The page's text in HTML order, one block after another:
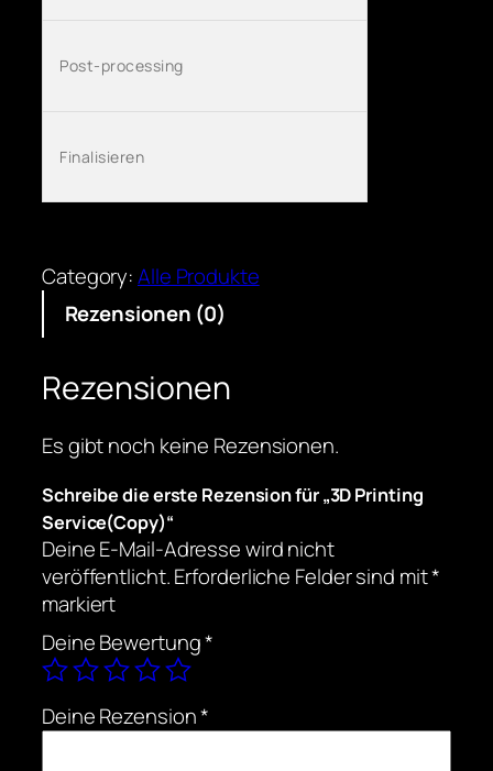
Post-processing
Finalisieren
Category:Alle Produkte
Rezensionen (0)
Rezensionen
Es gibt noch keine Rezensionen.
Schreibe die erste Rezension für „3D Printing
Service(Copy)“
Deine E-Mail-Adresse wird nicht
veröffentlicht.Erforderliche Felder sind mit*
markiert
Deine Bewertung*
Deine Rezension*